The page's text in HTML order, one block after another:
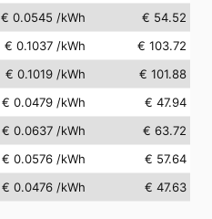
€ 0.0545 /kWh
€ 54.52
€ 0.1037 /kWh
€ 103.72
€ 0.1019 /kWh
€ 101.88
€ 0.0479 /kWh
€ 47.94
€ 0.0637 /kWh
€ 63.72
€ 0.0576 /kWh
€ 57.64
€ 0.0476 /kWh € 47.63